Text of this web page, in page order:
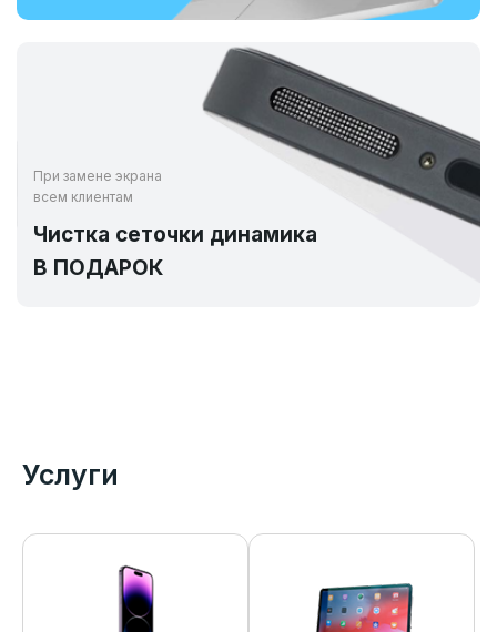
При замене экрана
всем клиентам
Чистка сеточки динамика
В ПОДАРОК
Услуги